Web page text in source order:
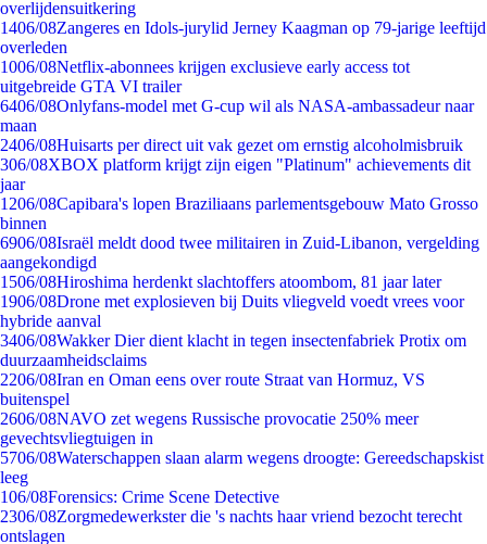
overlijdensuitkering
1406/08Zangeres en Idols-jurylid Jerney Kaagman op 79-jarige leeftijd
overleden
1006/08Netflix-abonnees krijgen exclusieve early access tot
uitgebreide GTA VI trailer
6406/08Onlyfans-model met G-cup wil als NASA-ambassadeur naar
maan
2406/08Huisarts per direct uit vak gezet om ernstig alcoholmisbruik
306/08XBOX platform krijgt zijn eigen "Platinum" achievements dit
jaar
1206/08Capibara's lopen Braziliaans parlementsgebouw Mato Grosso
binnen
6906/08Israël meldt dood twee militairen in Zuid-Libanon, vergelding
aangekondigd
1506/08Hiroshima herdenkt slachtoffers atoombom, 81 jaar later
1906/08Drone met explosieven bij Duits vliegveld voedt vrees voor
hybride aanval
3406/08Wakker Dier dient klacht in tegen insectenfabriek Protix om
duurzaamheidsclaims
2206/08Iran en Oman eens over route Straat van Hormuz, VS
buitenspel
2606/08NAVO zet wegens Russische provocatie 250% meer
gevechtsvliegtuigen in
5706/08Waterschappen slaan alarm wegens droogte: Gereedschapskist
leeg
106/08Forensics: Crime Scene Detective
2306/08Zorgmedewerkster die 's nachts haar vriend bezocht terecht
ontslagen